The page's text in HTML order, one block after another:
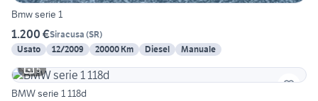
Bmw serie 1
1.200 €Siracusa (SR)
Usato
12/2009 20000 Km Diesel
Manuale
5
BMW serie 1 118d